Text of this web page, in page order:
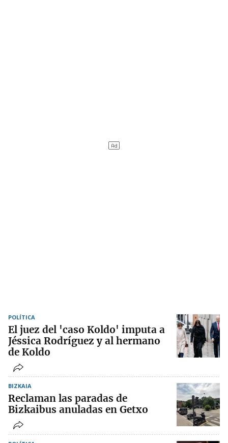
POLÍTICA
El juez del 'caso Koldo' imputa a
Jéssica Rodríguez y al hermano
de Koldo
BIZKAIA
Reclaman las paradas de
Bizkaibus anuladas en Getxo